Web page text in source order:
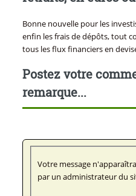
Bonne nouvelle pour les
enfin les frais de dépôts, tout
tous les flux financiers en
Postez votre
remarque...
Votre message
par un administrateur du